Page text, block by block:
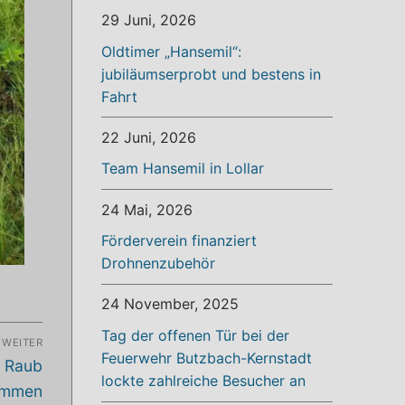
WEITER
29 Juni, 2026
Oldtimer „Hansemil“:
jubiläumserprobt und bestens in
Fahrt
22 Juni, 2026
Team Hansemil in Lollar
24 Mai, 2026
Förderverein finanziert
Drohnenzubehör
24 November, 2025
Tag der offenen Tür bei der
Feuerwehr Butzbach-Kernstadt
lockte zahlreiche Besucher an